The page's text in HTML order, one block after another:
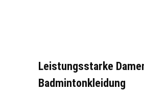
Leistungsstarke
Badmintonkleidung